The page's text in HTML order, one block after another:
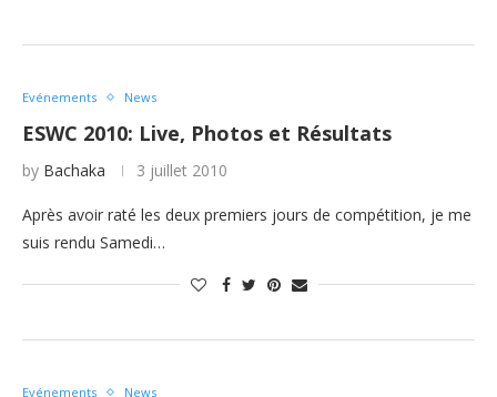
Evénements News
ESWC 2010: Live, Photos et Résultats
by Bachaka 3 juillet 2010
Après avoir raté les deux premiers jours de compétition, je me
suis rendu Samedi…
Evénements News